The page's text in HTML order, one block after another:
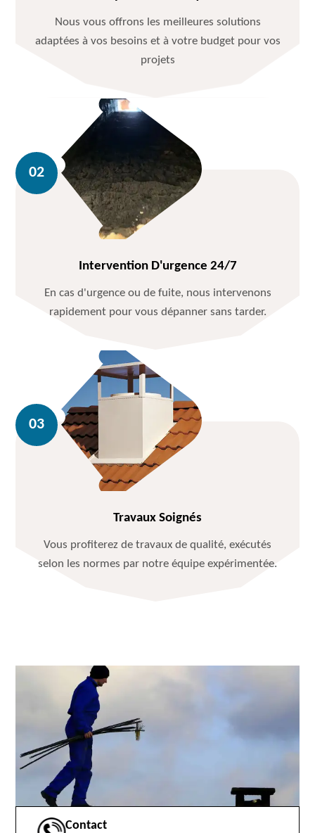
Nous vous offrons les meilleures solutions
adaptées à vos besoins et à votre budget pour vos
projets
Intervention D'urgence 24/7
En cas d'urgence ou de fuite, nous intervenons
rapidement pour vous dépanner sans tarder.
Travaux Soignés
Vous profiterez de travaux de qualité, exécutés
selon les normes par notre équipe expérimentée.
Contact